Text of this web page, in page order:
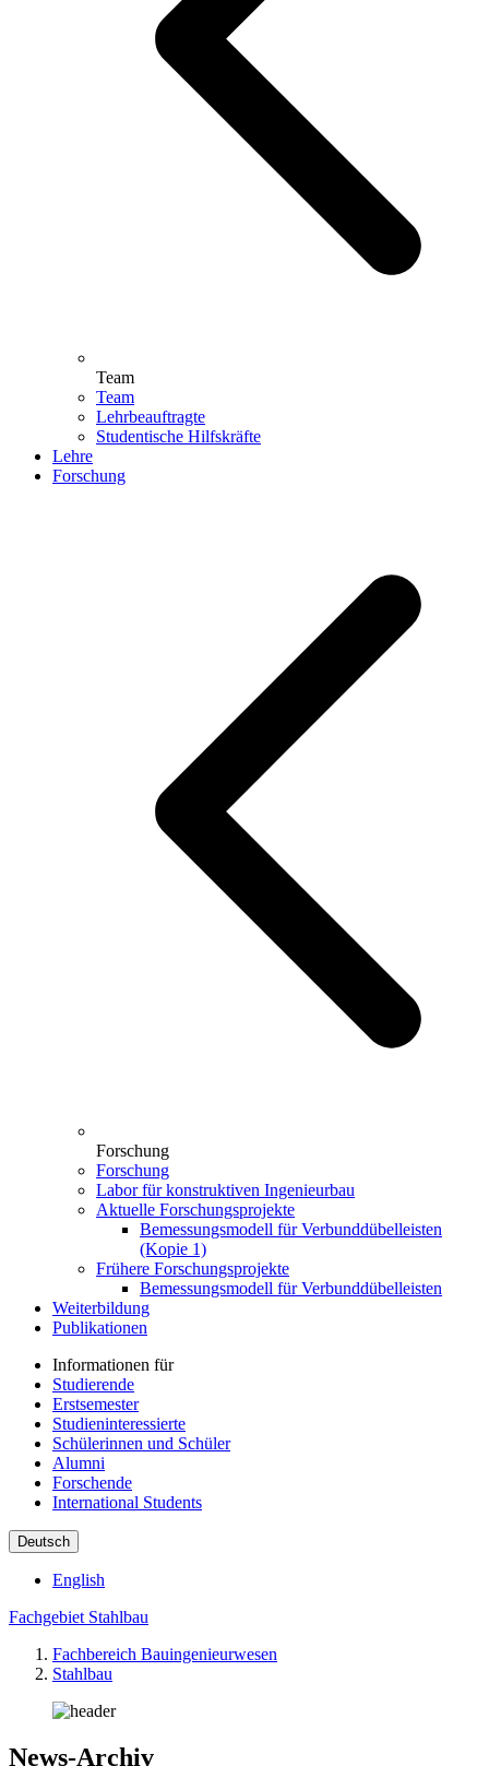
Team
Team
Lehrbeauftragte
Studentische Hilfskräfte
Lehre
Forschung
Forschung
Forschung
Labor für konstruktiven Ingenieurbau
Aktuelle Forschungsprojekte
Bemessungsmodell für Verbunddübelleisten
(Kopie 1)
Frühere Forschungsprojekte
Bemessungsmodell für Verbunddübelleisten
Weiterbildung
Publikationen
Informationen für
Studierende
Erstsemester
Studieninteressierte
Schülerinnen und Schüler
Alumni
Forschende
International Students
Deutsch
English
Fachgebiet Stahlbau
Fachbereich Bauingenieurwesen
Stahlbau
News-Archiv